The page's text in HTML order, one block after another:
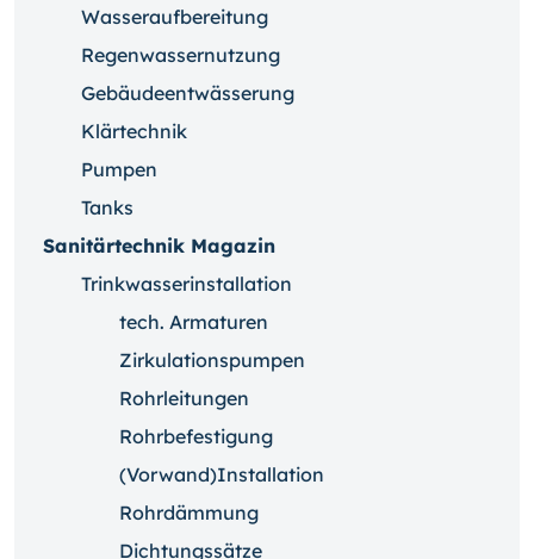
Wasseraufbereitung
Regenwassernutzung
Gebäudeentwässerung
Klärtechnik
Pumpen
Tanks
Sanitärtechnik Magazin
Trinkwasserinstallation
tech. Armaturen
Zirkulationspumpen
Rohrleitungen
Rohrbefestigung
(Vorwand)Installation
Rohrdämmung
Dichtungssätze